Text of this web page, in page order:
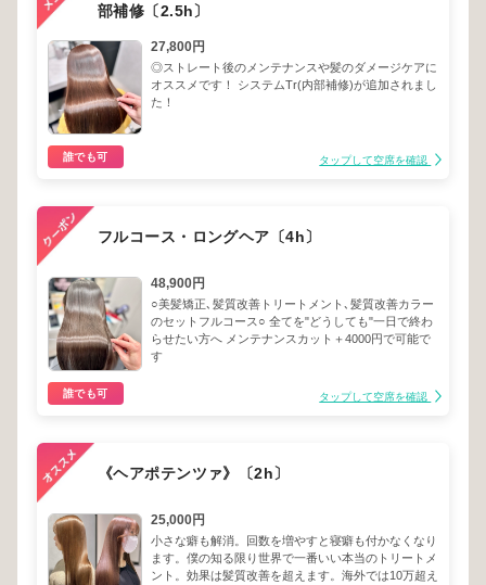
部補修〔2.5h〕
27,800円
◎ストレート後のメンテナンスや髪のダメージケアに
オススメです！ システムTr(内部補修)が追加されまし
た！
誰でも可 タップして空席を確認
フルコース・ロングヘア〔4h〕
48,900円
○美髪矯正､髪質改善トリートメント､髪質改善カラー
のセットフルコース○ 全てを"どうしても"一日で終わ
らせたい方へ メンテナンスカット＋4000円で可能で
す
誰でも可 タップして空席を確認
《ヘアポテンツァ》〔2h〕
25,000円
小さな癖も解消。回数を増やすと寝癖も付かなくなり
ます。僕の知る限り世界で一番いい本当のトリートメ
ント。効果は髪質改善を超えます。海外では10万超え